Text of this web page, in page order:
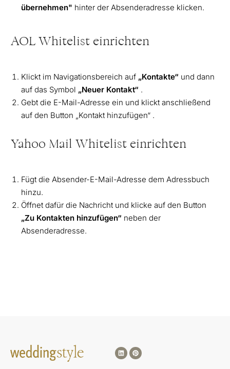
übernehmen" hinter der Absenderadresse klicken.
AOL Whitelist einrichten
Klickt im Navigationsbereich auf „Kontakte“ und dann
auf das Symbol „Neuer Kontakt“ .
Gebt die E-Mail-Adresse ein und klickt anschließend
auf den Button „Kontakt hinzufügen“ .
Yahoo Mail Whitelist einrichten
Fügt die Absender-E-Mail-Adresse dem Adressbuch
hinzu.
Öffnet dafür die Nachricht und klicke auf den Button
„Zu Kontakten hinzufügen“ neben der
Absenderadresse.